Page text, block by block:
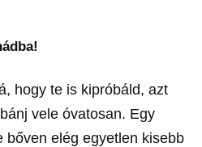
hogy te is kipróbáld, azt
vele óvatosan. Egy
bőven elég egyetlen kisebb